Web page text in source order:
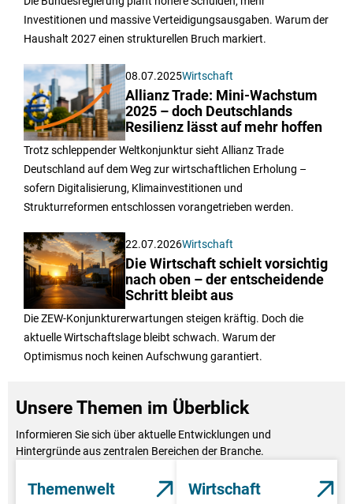
Investitionen und massive Verteidigungsausgaben. Warum der
Haushalt 2027 einen strukturellen Bruch markiert.
08.07.2025Wirtschaft
Allianz Trade: Mini-Wachstum
2025 – doch Deutschlands
Resilienz lässt auf mehr hoffen
Trotz schleppender Weltkonjunktur sieht Allianz Trade
Deutschland auf dem Weg zur wirtschaftlichen Erholung –
sofern Digitalisierung, Klimainvestitionen und
Strukturreformen entschlossen vorangetrieben werden.
22.07.2026Wirtschaft
Die Wirtschaft schielt vorsichtig
nach oben – der entscheidende
Schritt bleibt aus
Die ZEW-Konjunkturerwartungen steigen kräftig. Doch die
aktuelle Wirtschaftslage bleibt schwach. Warum der
Optimismus noch keinen Aufschwung garantiert.
Unsere Themen im Überblick
Informieren Sie sich über aktuelle Entwicklungen und
Hintergründe aus zentralen Bereichen der Branche.
Themenwelt Wirtschaft